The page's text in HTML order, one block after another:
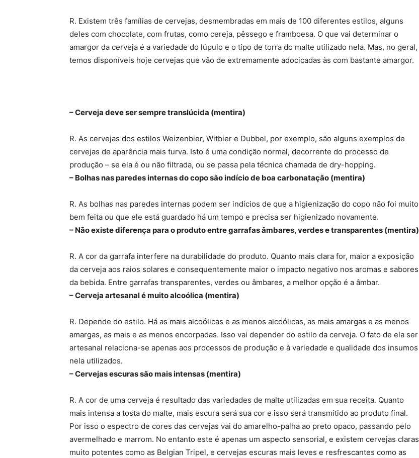
R. Existem três famílias de cervejas, desmembradas em mais de 100 diferentes estilos, alguns
deles com chocolate, com frutas, como cereja, pêssego e framboesa. O que vai determinar o
amargor da cerveja é a variedade do lúpulo e o tipo de torra do malte utilizado nela. Mas, no geral,
temos disponíveis hoje cervejas que vão de extremamente adocicadas às com bastante amargor.
– Cerveja deve ser sempre translúcida (mentira)
R. As cervejas dos estilos Weizenbier, Witbier e Dubbel, por exemplo, são alguns exemplos de
cervejas de aparência mais turva. Isto é uma condição normal, decorrente do processo de
produção – se ela é ou não filtrada, ou se passa pela técnica chamada de dry-hopping.
– Bolhas nas paredes internas do copo são indício de boa carbonatação (mentira)
R. As bolhas nas paredes internas podem ser indícios de que a higienização do copo não foi muito
bem feita ou que ele está guardado há um tempo e precisa ser higienizado novamente.
– Não existe diferença para o produto entre garrafas âmbares, verdes e transparentes (mentira)
R. A cor da garrafa interfere na durabilidade do produto. Quanto mais clara for, maior a exposição
da cerveja aos raios solares e consequentemente maior o impacto negativo nos aromas e sabores
da bebida. Entre garrafas transparentes, verdes ou âmbares, a melhor opção é a âmbar.
– Cerveja artesanal é muito alcoólica (mentira)
R. Depende do estilo. Há as mais alcoólicas e as menos alcoólicas, as mais amargas e as menos
amargas, as mais e as menos encorpadas. Isso vai depender do estilo da cerveja. O fato de ela ser
artesanal relaciona-se apenas aos processos de produção e à variedade e qualidade dos insumos
nela utilizados.
– Cervejas escuras são mais intensas (mentira)
R. A cor de uma cerveja é resultado das variedades de malte utilizadas em sua receita. Quanto
mais intensa a tosta do malte, mais escura será sua cor e isso será transmitido ao produto final.
Por isso o espectro de cores das cervejas vai do amarelho-palha ao preto opaco, passando pelo
avermelhado e marrom. No entanto este é apenas um aspecto sensorial, e existem cervejas claras
muito potentes como as Belgian Tripel, e cervejas escuras mais leves e resfrescantes como as